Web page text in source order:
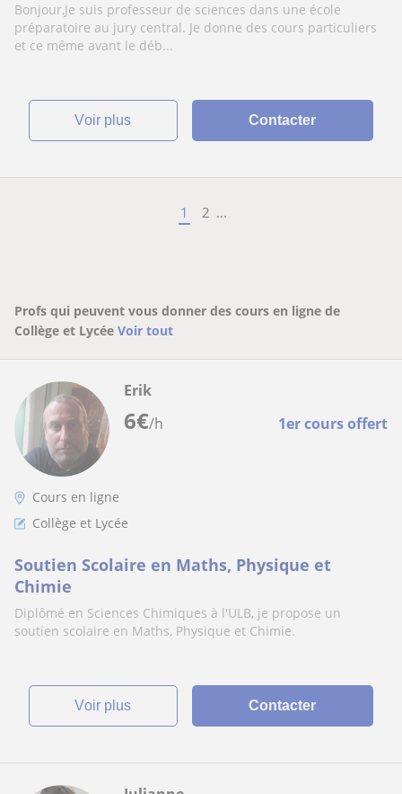
Bonjour,Je suis professeur de sciences dans une école
préparatoire au jury central. Je donne des cours particuliers
et ce même avant le déb...
voir plus Contacter
1 2 ...
Profs qui peuvent vous donner des cours en ligne de
Collège et Lycée Voir tout
6€/h 1er cours offert
Erik
Cours en ligne
Collège et Lycée
Soutien Scolaire en Maths, Physique et
Chimie
Diplômé en Sciences Chimiques à l'ULB, je propose un
soutien scolaire en Maths, Physique et Chimie.
voir plus Contacter